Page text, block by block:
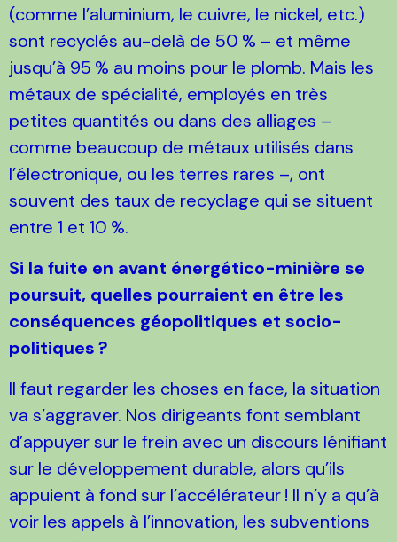
(comme l’aluminium, le cuivre, le nickel, etc.)
sont recyclés au-delà de 50 % – et même
jusqu’à 95 % au moins pour le plomb. Mais les
métaux de spécialité, employés en très
petites quantités ou dans des alliages –
comme beaucoup de métaux utilisés dans
l’électronique, ou les terres rares –, ont
souvent des taux de recyclage qui se situent
entre 1 et 10 %.
Si la fuite en avant énergético-minière se
poursuit, quelles pourraient en être les
conséquences géopolitiques et socio-
politiques?
Il faut regarder les choses en face, la situation
va s’aggraver. Nos dirigeants font semblant
d’appuyer sur le frein avec un discours lénifiant
sur le développement durable, alors qu’ils
appuient à fond sur l’accélérateur! Il n’y a qu’à
voir les appels à l’innovation, les subventions